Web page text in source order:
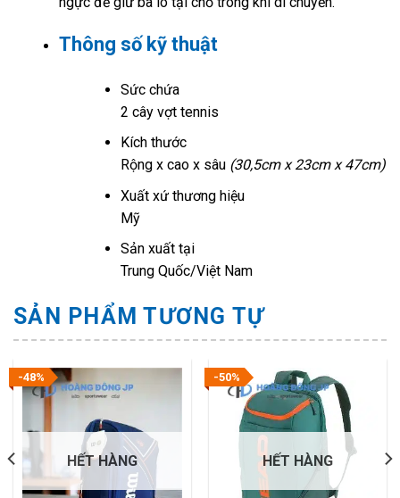
Thông số kỹ thuật
Sức chứa
2 cây vợt tennis
Kích thước
Rộng x cao x sâu (30,5cm x 23cm x 47cm)
Xuất xứ thương hiệu
Mỹ
Sản xuất tại
Trung Quốc/Việt Nam
SẢN PHẨM TƯƠNG TỰ
-48%
HẾT HÀNG
-50%
HẾT HÀNG